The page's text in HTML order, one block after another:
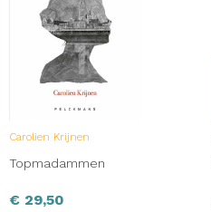
Carolien Krijnen
Topmadammen
€ 29,50